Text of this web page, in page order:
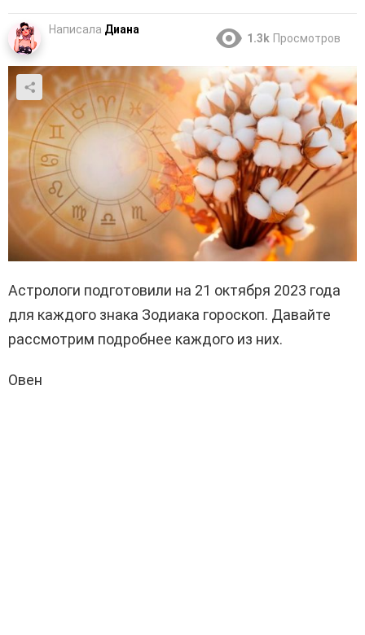
Написала Диана
1.3k Просмотров
Астрологи подготовили на 21 октября 2023 года
для каждого знака Зодиака гороскоп. Давайте
рассмотрим подробнее каждого из них.
Овен